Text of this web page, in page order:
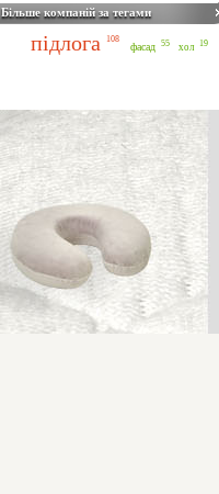
Більше компаній за тегами
підлога 108
фасад 55 хол 19